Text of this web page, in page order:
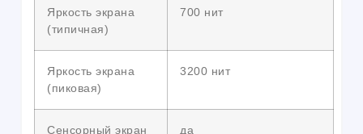
Яркость экрана
(типичная)
700 нит
Яркость экрана
(пиковая)
3200 нит
Сенсорный экран да